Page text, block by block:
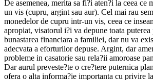
De asemenea, merita sa fi?i aten?i la ceea ce
un vis (cupru, argint sau aur). Cel mai rau
monedelor de cupru intr-un vis, ceea ce
apropiat, visatorul i?i va depune toata puterea
bunastarea financiara a familiei, dar nu va
adecvata a eforturilor depuse. Argint, dar
probleme in casatorie sau rela?ii amoroase
Dar aurul preveste?te o cre?tere puternica
ofera o alta informa?ie importanta cu privire